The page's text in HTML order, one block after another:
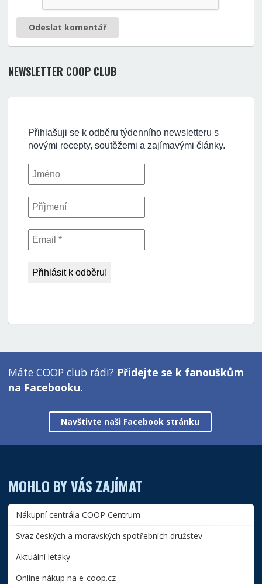
Odeslat komentář
NEWSLETTER COOP CLUB
Máte COOP club rádi? Přidejte se k fanouškům
na Facebooku.
Navštivte naši Facebook stránku
MOHLO BY VÁS ZAJÍMAT
Nákupní centrála COOP Centrum
Svaz českých a moravských spotřebních družstev
Aktuální letáky
Online nákup na e-coop.cz